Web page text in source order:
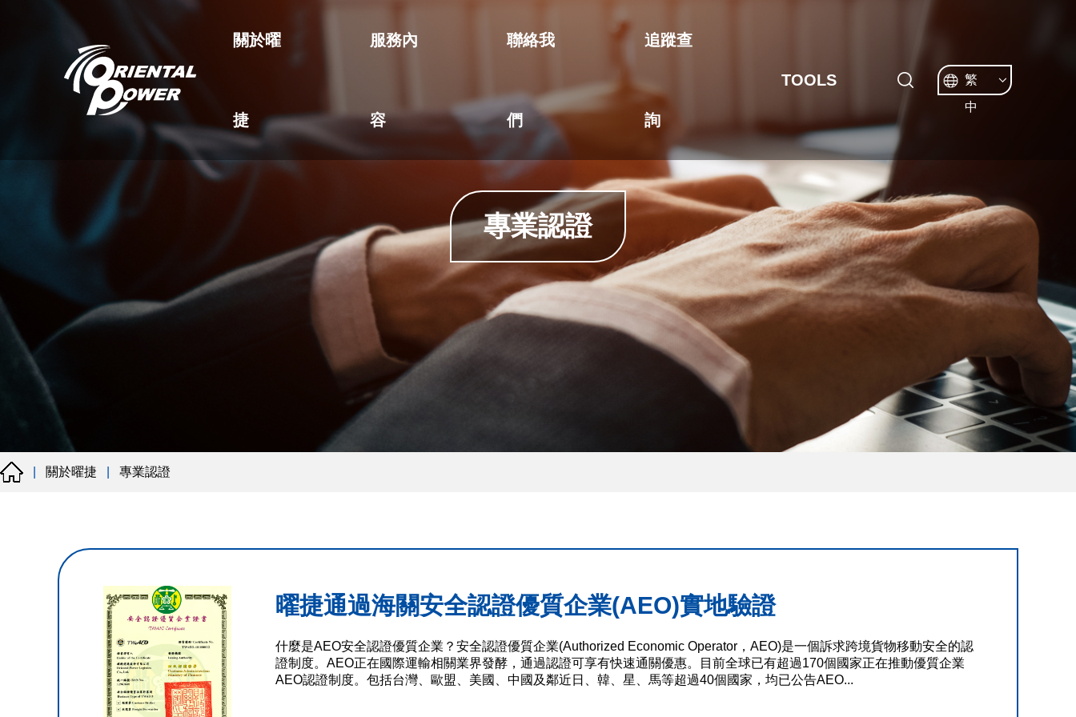
關於曜
捷
服務內
容
聯絡我
們
追蹤查
詢
TOOLS
繁
中
專業認證
關於曜捷 專業認證
曜捷通過海關安全認證優質企業(AEO)實地驗證
什麼是AEO安全認證優質企業？安全認證優質企業(Authorized Economic Operator，AEO)是一個訴求跨境貨物移動安全的認
證制度。AEO正在國際運輸相關業界發酵，通過認證可享有快速通關優惠。目前全球已有超過170個國家正在推動優質企業
AEO認證制度。包括台灣、歐盟、美國、中國及鄰近日、韓、星、馬等超過40個國家，均已公告AEO...